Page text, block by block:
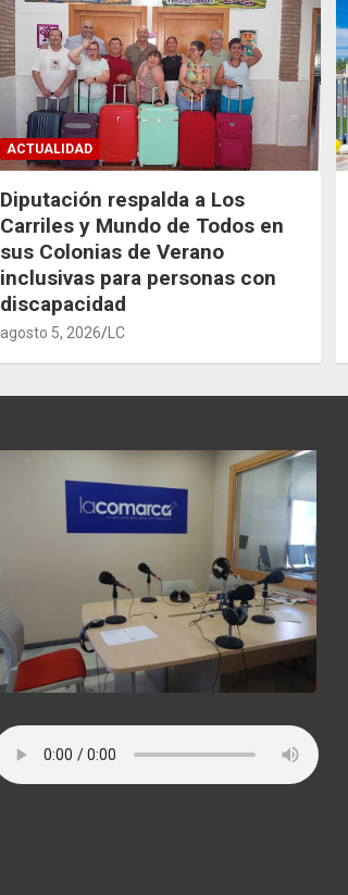
ACTUALIDAD
Diputación respalda a Los
Carriles y Mundo de Todos en
sus Colonias de Verano
inclusivas para personas con
discapacidad
agosto 5, 2026 LC